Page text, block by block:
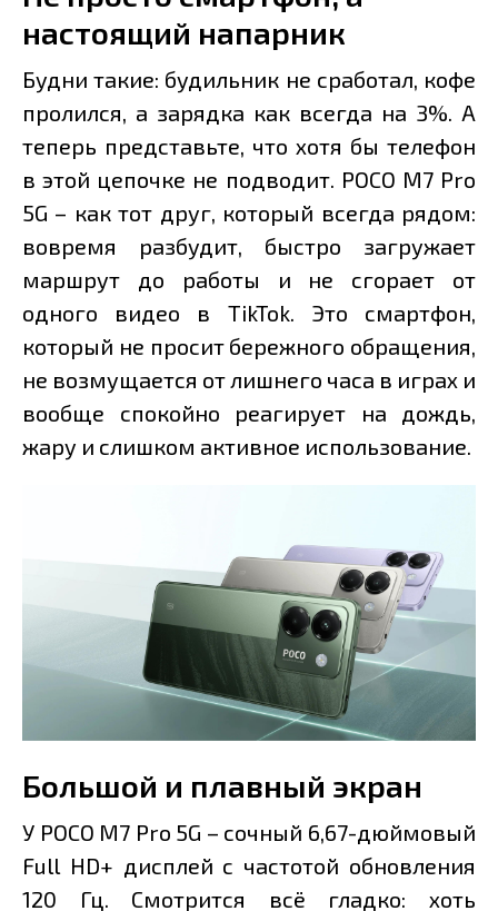
настоящий напарник
Будни такие: будильник не сработал, кофе
пролился, а зарядка как всегда на 3%. А
теперь представьте, что хотя бы телефон
в этой цепочке не подводит. POCO M7 Pro
5G – как тот друг, который всегда рядом:
вовремя разбудит, быстро загружает
маршрут до работы и не сгорает от
одного видео в TikTok. Это смартфон,
который не просит бережного обращения,
не возмущается от лишнего часа в играх и
вообще спокойно реагирует на дождь,
жару и слишком активное использование.
Большой и плавный экран
У POCO M7 Pro 5G – сочный 6,67-дюймовый
Full HD+ дисплей с частотой обновления
120 Гц. Смотрится всё гладко: хоть